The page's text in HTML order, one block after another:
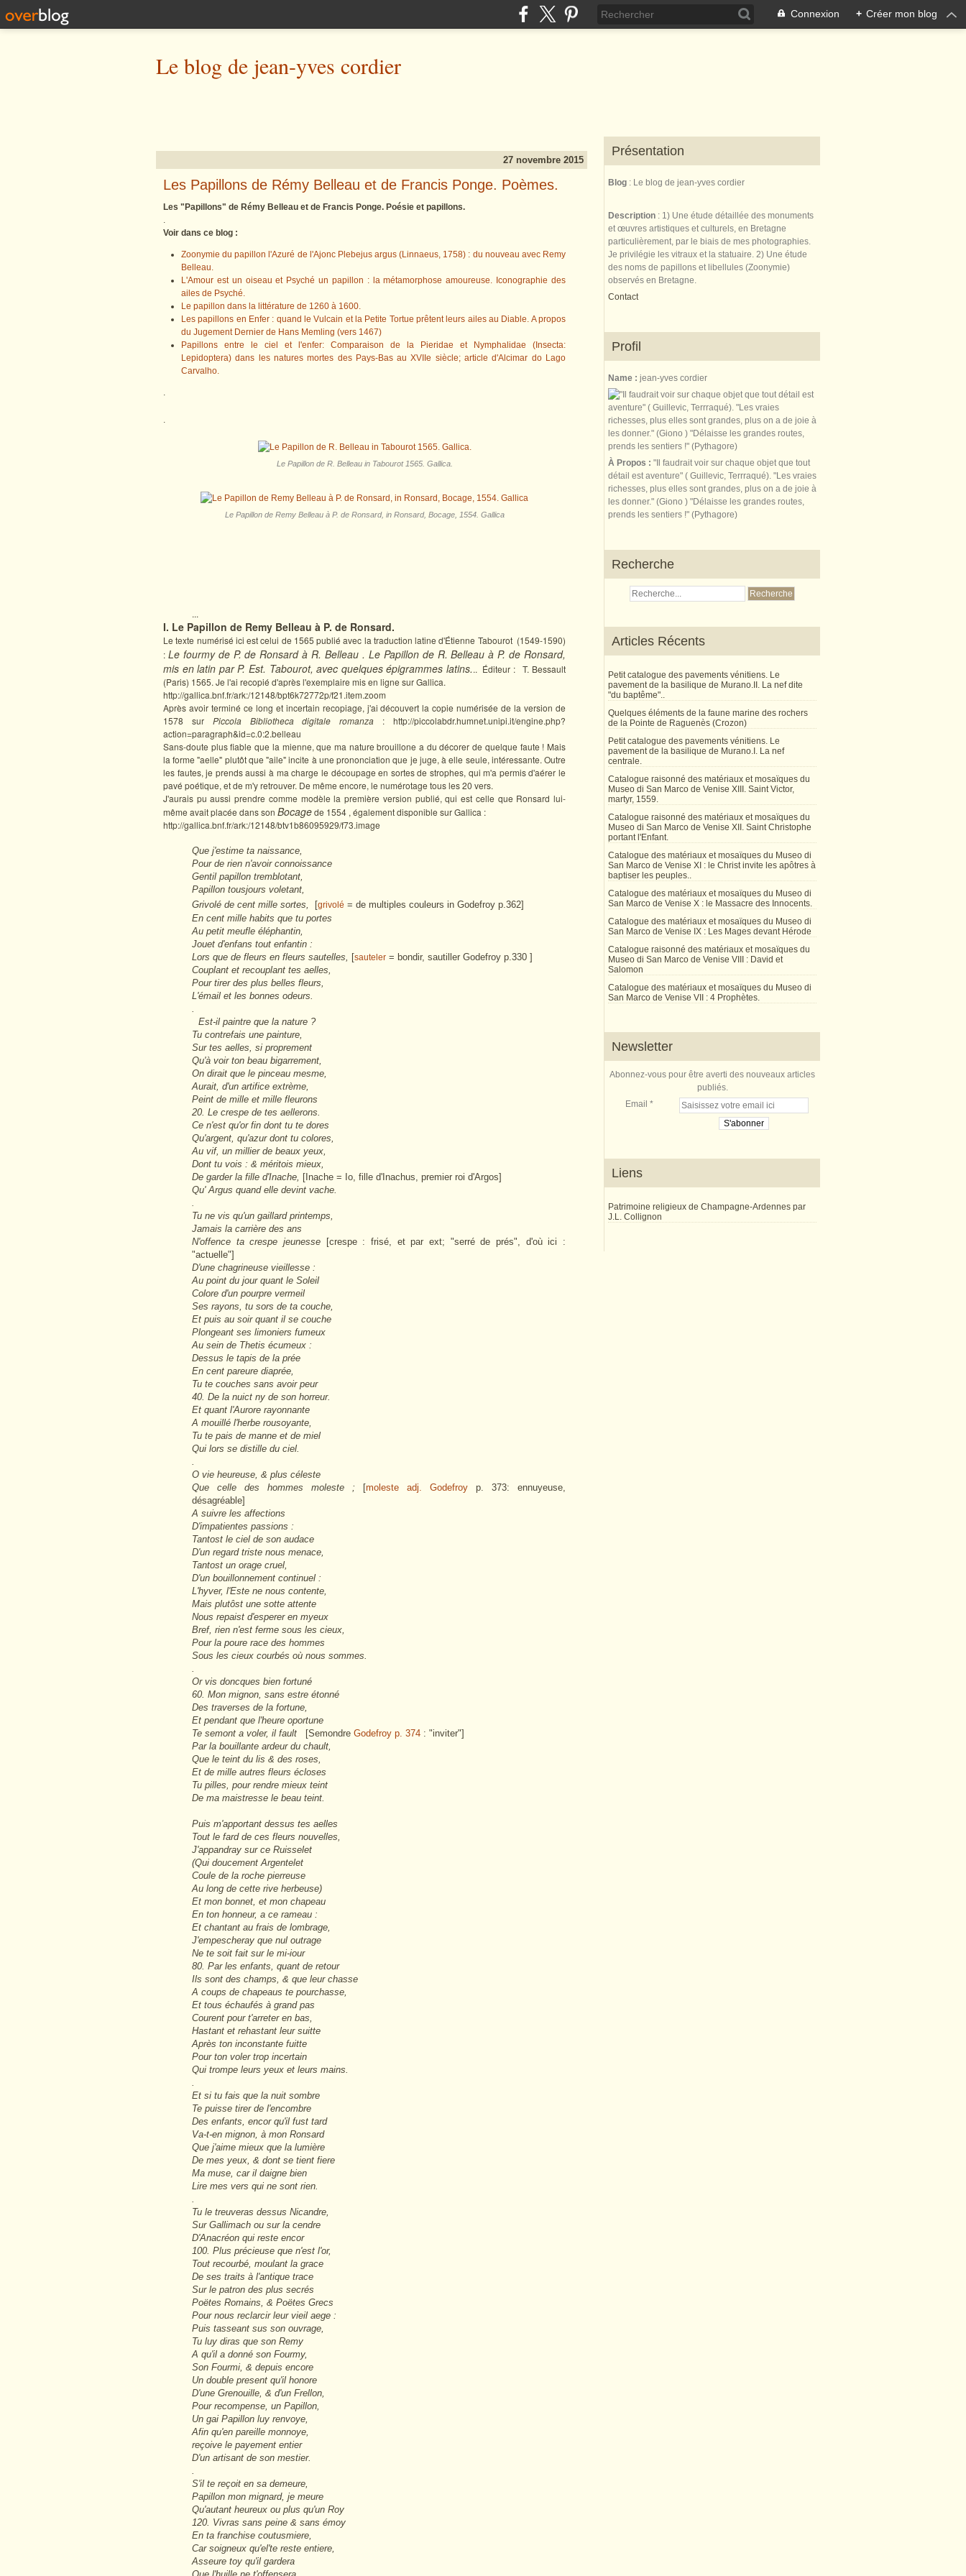
Connexion + Créer mon blog
Le blog de jean-yves cordier
27 novembre 2015
Les Papillons de Rémy Belleau et de Francis Ponge. Poèmes.
Les "Papillons" de Rémy Belleau et de Francis Ponge. Poésie et papillons.
.
Voir dans ce blog :
Zoonymie du papillon l'Azuré de l'Ajonc Plebejus argus (Linnaeus, 1758) : du nouveau avec Remy
Belleau.
L'Amour est un oiseau et Psyché un papillon : la métamorphose amoureuse. Iconographie des
ailes de Psyché.
Le papillon dans la littérature de 1260 à 1600.
Les papillons en Enfer : quand le Vulcain et la Petite Tortue prêtent leurs ailes au Diable. A propos
du Jugement Dernier de Hans Memling (vers 1467)
Papillons entre le ciel et l'enfer: Comparaison de la Pieridae et Nymphalidae (Insecta:
Lepidoptera) dans les natures mortes des Pays-Bas au XVIIe siècle; article d'Alcimar do Lago
Carvalho.
.
.
Le Papillon de R. Belleau in Tabourot 1565. Gallica.
Le Papillon de Remy Belleau à P. de Ronsard, in Ronsard, Bocage, 1554. Gallica
...
I. Le Papillon de Remy Belleau à P. de Ronsard.
Le texte numérisé ici est celui de 1565 publié avec la traduction latine d'Étienne Tabourot (1549-1590)
: Le fourmy de P. de Ronsard à R. Belleau . Le Papillon de R. Belleau à P. de Ronsard,
mis en latin par P. Est. Tabourot, avec quelques épigrammes latins... Éditeur :T. Bessault
(Paris) 1565. Je l'ai recopié d'après l'exemplaire mis en ligne sur Gallica.
http://gallica.bnf.fr/ark:/12148/bpt6k72772p/f21.item.zoom
Après avoir terminé ce long et incertain recopiage, j'ai découvert la copie numérisée de la version de
1578 sur Piccola Bibliotheca digitale romanza : http://piccolabdr.humnet.unipi.it/engine.php?
action=paragraph&id=c.0:2.belleau
Sans-doute plus fiable que la mienne, que ma nature brouillone a du décorer de quelque faute ! Mais
la forme "aelle" plutôt que "aile" incite à une prononciation que je juge, à elle seule, intéressante. Outre
les fautes, je prends aussi à ma charge le découpage en sortes de strophes, qui m'a permis d'aérer le
pavé poétique, et de m'y retrouver. De même encore, le numérotage tous les 20 vers.
J'aurais pu aussi prendre comme modèle la première version publié, qui est celle que Ronsard lui-
même avait placée dans son Bocagede 1554 , également disponible sur Gallica :
http://gallica.bnf.fr/ark:/12148/btv1b86095929/f73.image
Que j'estime ta naissance,
Pour de rien n'avoir connoissance
Gentil papillon tremblotant,
Papillon tousjours voletant,
Grivolé de cent mille sortes,
[grivolé = de multiples couleurs in Godefroy p.362]
En cent mille habits que tu portes
Au petit meufle éléphantin,
Jouet d'enfans tout enfantin :
Lors que de fleurs en fleurs sautelles, [sauteler = bondir, sautiller Godefroy p.330 ]
Couplant et recouplant tes aelles,
Pour tirer des plus belles fleurs,
L'émail et les bonnes odeurs.
.
Est-il paintre que la nature ?
Tu contrefais une painture,
Sur tes aelles, si proprement
Qu'à voir ton beau bigarrement,
On dirait que le pinceau mesme,
Aurait, d'un artifice extrème,
Peint de mille et mille fleurons
20. Le crespe de tes aellerons.
Ce n'est qu'or fin dont tu te dores
Qu'argent, qu'azur dont tu colores,
Au vif, un millier de beaux yeux,
Dont tu vois : & méritois mieux,
De garder la fille d'Inache, [Inache = Io, fille d'Inachus, premier roi d'Argos]
Qu' Argus quand elle devint vache.
.
Tu ne vis qu'un gaillard printemps,
Jamais la carrière des ans
N'offence ta crespe jeunesse
[crespe : frisé, et par ext; "serré de prés", d'où ici :
"actuelle"]
D'une chagrineuse vieillesse :
Au point du jour quant le Soleil
Colore d'un pourpre vermeil
Ses rayons, tu sors de ta couche,
Et puis au soir quant il se couche
Plongeant ses limoniers fumeux
Au sein de Thetis écumeux :
Dessus le tapis de la prée
En cent pareure diaprée,
Tu te couches sans avoir peur
40. De la nuict ny de son horreur.
Et quant l'Aurore rayonnante
A mouillé l'herbe rousoyante,
Tu te pais de manne et de miel
Qui lors se distille du ciel.
.
O vie heureuse, & plus céleste
Que celle des hommes moleste ;
[moleste adj. Godefroy p. 373: ennuyeuse,
désagréable]
A suivre les affections
D'impatientes passions :
Tantost le ciel de son audace
D'un regard triste nous menace,
Tantost un orage cruel,
D'un bouillonnement continuel :
L'hyver, l'Este ne nous contente,
Mais plutôst une sotte attente
Nous repaist d'esperer en myeux
Bref, rien n'est ferme sous les cieux,
Pour la poure race des hommes
Sous les cieux courbés où nous sommes.
.
Or vis doncques bien fortuné
60. Mon mignon, sans estre étonné
Des traverses de la fortune,
Et pendant que l'heure oportune
Te semont a voler, il fault
[Semondre Godefroy p. 374 : "inviter"]
Par la bouillante ardeur du chault,
Que le teint du lis & des roses,
Et de mille autres fleurs écloses
Tu pilles, pour rendre mieux teint
De ma maistresse le beau teint.
Puis m'apportant dessus tes aelles
Tout le fard de ces fleurs nouvelles,
J'appandray sur ce Ruisselet
(Qui doucement Argentelet
Coule de la roche pierreuse
Au long de cette rive herbeuse)
Et mon bonnet, et mon chapeau
En ton honneur, a ce rameau :
Et chantant au frais de lombrage,
J'empescheray que nul outrage
Ne te soit fait sur le mi-iour
80. Par les enfants, quant de retour
Ils sont des champs, & que leur chasse
A coups de chapeaus te pourchasse,
Et tous échaufés à grand pas
Courent pour t'arreter en bas,
Hastant et rehastant leur suitte
Après ton inconstante fuitte
Pour ton voler trop incertain
Qui trompe leurs yeux et leurs mains.
.
Et si tu fais que la nuit sombre
Te puisse tirer de l'encombre
Des enfants, encor qu'il fust tard
Va-t-en mignon, à mon Ronsard
Que j'aime mieux que la lumière
De mes yeux, & dont se tient fiere
Ma muse, car il daigne bien
Lire mes vers qui ne sont rien.
.
Tu le treuveras dessus Nicandre,
Sur Gallimach ou sur la cendre
D'Anacréon qui reste encor
100. Plus précieuse que n'est l'or,
Tout recourbé, moulant la grace
De ses traits à l'antique trace
Sur le patron des plus secrés
Poëtes Romains, & Poëtes Grecs
Pour nous reclarcir leur vieil aege :
Puis tasseant sus son ouvrage,
Tu luy diras que son Remy
A qu'il a donné son Fourmy,
Son Fourmi, & depuis encore
Un double present qu'il honore
D'une Grenouille, & d'un Frellon,
Pour recompense, un Papillon,
Un gai Papillon luy renvoye,
Afin qu'en pareille monnoye,
reçoive le payement entier
D'un artisant de son mestier.
.
S'il te reçoit en sa demeure,
Papillon mon mignard, je meure
Qu'autant heureux ou plus qu'un Roy
120. Vivras sans peine & sans émoy
En ta franchise coutusmiere,
Car soigneux qu'el'te reste entiere,
Asseure toy qu'il gardera
Présentation
Blog : Le blog de jean-yves cordier
Description : 1) Une étude détaillée des monuments
et œuvres artistiques et culturels, en Bretagne
particulièrement, par le biais de mes photographies.
Je privilégie les vitraux et la statuaire. 2) Une étude
des noms de papillons et libellules (Zoonymie)
observés en Bretagne.
Contact
Profil
Name : jean-yves cordier
À Propos : "Il faudrait voir sur chaque objet que tout
détail est aventure" ( Guillevic, Terrraqué). "Les vraies
richesses, plus elles sont grandes, plus on a de joie à
les donner." (Giono ) "Délaisse les grandes routes,
prends les sentiers !" (Pythagore)
Recherche
Articles Récents
Petit catalogue des pavements vénitiens. Le
pavement de la basilique de Murano.II. La nef dite
"du baptême"..
Quelques éléments de la faune marine des rochers
de la Pointe de Raguenès (Crozon)
Petit catalogue des pavements vénitiens. Le
pavement de la basilique de Murano.I. La nef
centrale.
Catalogue raisonné des matériaux et mosaïques du
Museo di San Marco de Venise XIII. Saint Victor,
martyr, 1559.
Catalogue raisonné des matériaux et mosaïques du
Museo di San Marco de Venise XII. Saint Christophe
portant l'Enfant.
Catalogue des matériaux et mosaïques du Museo di
San Marco de Venise XI : le Christ invite les apôtres à
baptiser les peuples..
Catalogue des matériaux et mosaïques du Museo di
San Marco de Venise X : le Massacre des Innocents.
Catalogue des matériaux et mosaïques du Museo di
San Marco de Venise IX : Les Mages devant Hérode
Catalogue raisonné des matériaux et mosaïques du
Museo di San Marco de Venise VIII : David et
Salomon
Catalogue des matériaux et mosaïques du Museo di
San Marco de Venise VII : 4 Prophètes.
Newsletter
Abonnez-vous pour être averti des nouveaux articles
publiés.
Email
Liens
Patrimoine religieux de Champagne-Ardennes par
J.L. Collignon